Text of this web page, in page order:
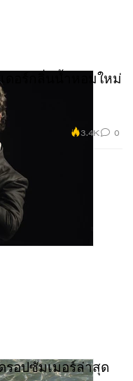
ดอร์กลิ่นน้ำหอมใหม่
3.4K 0
รอปซัมเมอร์ล่าสุด